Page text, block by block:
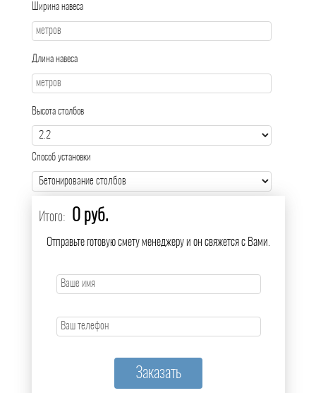
Ширина навеса
Длина навеса
Высота столбов
Способ установки
Итого: 0 руб.
Отправьте готовую смету менеджеру и он свяжется с Вами.